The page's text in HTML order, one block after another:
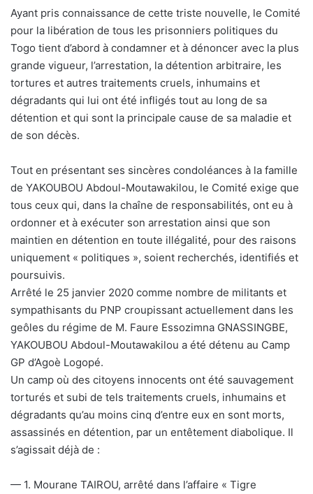
Ayant pris connaissance de cette triste nouvelle, le Comité
pour la libération de tous les prisonniers politiques du
Togo tient d’abord à condamner et à dénoncer avec la plus
grande vigueur, l’arrestation, la détention arbitraire, les
tortures et autres traitements cruels, inhumains et
dégradants qui lui ont été infligés tout au long de sa
détention et qui sont la principale cause de sa maladie et
de son décès.
Tout en présentant ses sincères condoléances à la famille
de YAKOUBOU Abdoul-Moutawakilou, le Comité exige que
tous ceux qui, dans la chaîne de responsabilités, ont eu à
ordonner et à exécuter son arrestation ainsi que son
maintien en détention en toute illégalité, pour des raisons
uniquement « politiques », soient recherchés, identifiés et
poursuivis.
Arrêté le 25 janvier 2020 comme nombre de militants et
sympathisants du PNP croupissant actuellement dans les
geôles du régime de M. Faure Essozimna GNASSINGBE,
YAKOUBOU Abdoul-Moutawakilou a été détenu au Camp
GP d’Agoè Logopé.
Un camp où des citoyens innocents ont été sauvagement
torturés et subi de tels traitements cruels, inhumains et
dégradants qu’au moins cinq d’entre eux en sont morts,
assassinés en détention, par un entêtement diabolique. Il
s’agissait déjà de :
— 1. Mourane TAIROU, arrêté dans l’affaire « Tigre